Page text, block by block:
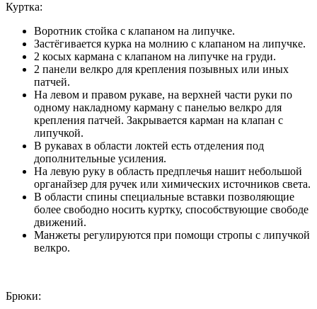
Куртка:
Воротник стойка с клапаном на липучке.
Застёгивается курка на молнию с клапаном на липучке.
2 косых кармана с клапаном на липучке на груди.
2 панели велкро для крепления позывных или иных
патчей.
На левом и правом рукаве, на верхней части руки по
одному накладному карману с панелью велкро для
крепления патчей. Закрывается карман на клапан с
липучкой.
В рукавах в области локтей есть отделения под
дополнительные усиления.
На левую руку в область предплечья нашит небольшой
органайзер для ручек или химических источников света.
В области спины специальные вставки позволяющие
более свободно носить куртку, способствующие свободе
движений.
Манжеты регулируются при помощи стропы с липучкой
велкро.
Брюки: